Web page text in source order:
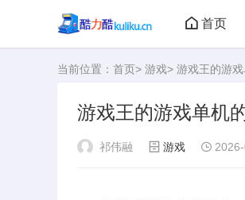
首页
大型游
当前位置： 首页> 游戏> 游戏王的游
游戏王的游戏单机
祁伟融 游戏